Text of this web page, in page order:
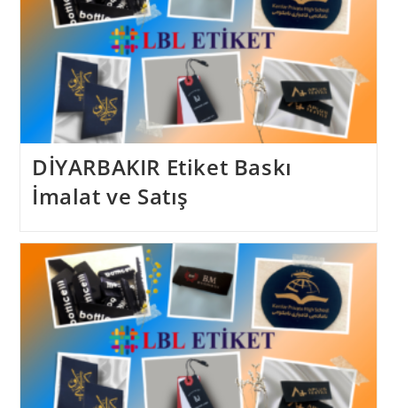
DİYARBAKIR Etiket Baskı
İmalat ve Satış